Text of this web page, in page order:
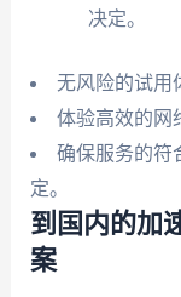
决定。
无风险的试用
体验高效的网
确保服务的符
定。
到国内的加
案